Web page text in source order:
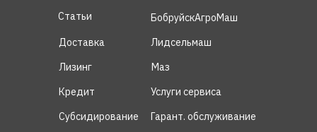
Статьи
Субсидирование
Кредит
Лизинг
Гарант. обслуживание
Услуги сервиса
Доставка
Маз
Лидсельмаш
БобруйскАгроМаш